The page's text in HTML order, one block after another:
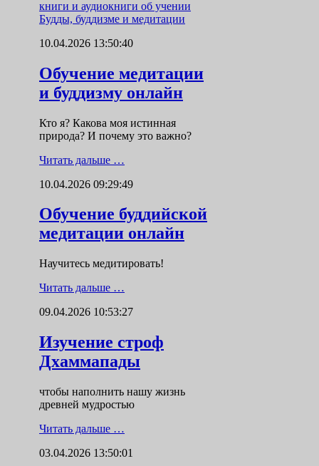
книги и аудиокниги об учении
Будды, буддизме и медитации
10.04.2026 13:50:40
Обучение медитации
и буддизму онлайн
Кто я? Какова моя истинная
природа? И почему это важно?
Читать дальше …
10.04.2026 09:29:49
Обучение буддийской
медитации онлайн
Научитесь медитировать!
Читать дальше …
09.04.2026 10:53:27
Изучение строф
Дхаммапады
чтобы наполнить нашу жизнь
древней мудростью
Читать дальше …
03.04.2026 13:50:01